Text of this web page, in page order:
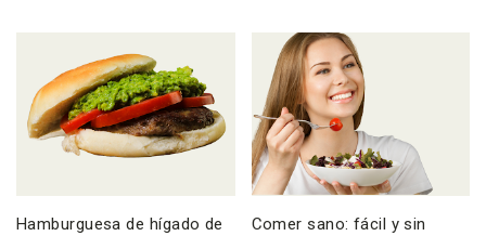
Hamburguesa de hígado de
Comer sano: fácil y sin